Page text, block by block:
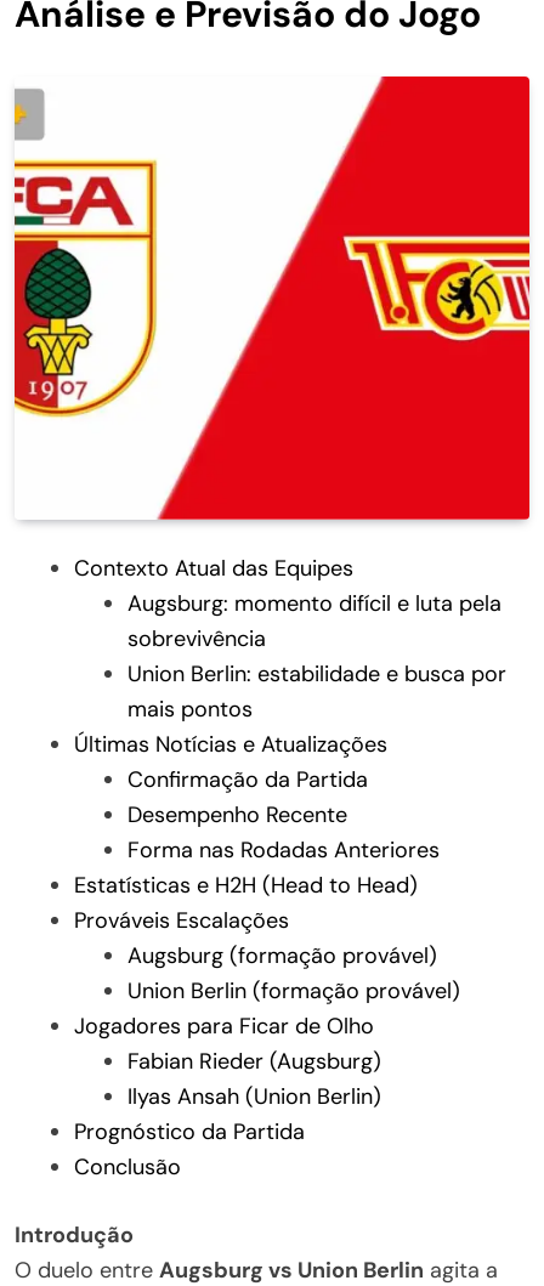
Análise e Previsão do Jogo
Contexto Atual das Equipes
Augsburg: momento difícil e luta pela
sobrevivência
Union Berlin: estabilidade e busca por
mais pontos
Últimas Notícias e Atualizações
Confirmação da Partida
Desempenho Recente
Forma nas Rodadas Anteriores
Estatísticas e H2H (Head to Head)
Prováveis Escalações
Augsburg (formação provável)
Union Berlin (formação provável)
Jogadores para Ficar de Olho
Fabian Rieder (Augsburg)
Ilyas Ansah (Union Berlin)
Prognóstico da Partida
Conclusão
Introdução
O duelo entre Augsburg vs Union Berlin agita a